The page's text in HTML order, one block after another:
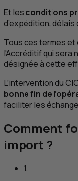
Et les conditions
d’expédition, délais
Tous ces termes
l'Accréditif qui sera
désignée à cette
L’intervention duCIC
bonne fin de
faciliter les
Comment
import ?
1.